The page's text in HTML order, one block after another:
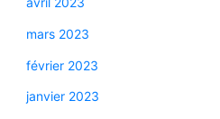
mars 2023
février 2023
janvier 2023